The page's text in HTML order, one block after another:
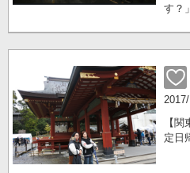
す？」
【
定日